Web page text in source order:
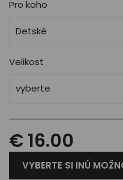
Pro koho
Detské
Velikost
vyberte
€ 16.00
VYBERTE SI INÚ